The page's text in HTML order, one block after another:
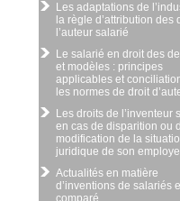
Les adaptations de
la règle d’attribution des
l’auteur salarié
Le salarié en droit des
et modèles : principes
applicables et
les normes de droit
Les droits de l’inventeur
en cas de disparition ou
modification de la
juridique de son
Actualités en matière
d’inventions de salariés
comparé